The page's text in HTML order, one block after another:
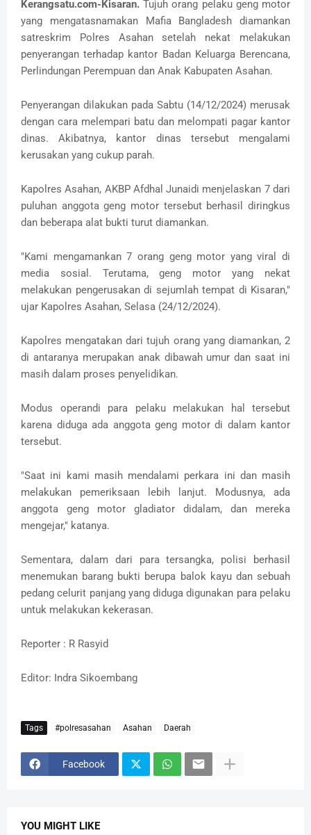
Kerangsatu.com-Kisaran.Tujuh orang pelaku geng motor
yang mengatasnamakan Mafia Bangladesh diamankan
satreskrim Polres Asahan setelah nekat melakukan
penyerangan terhadap kantor Badan Keluarga Berencana,
Perlindungan Perempuan dan Anak Kabupaten Asahan.
Penyerangan dilakukan pada Sabtu (14/12/2024) merusak
dengan cara melempari batu dan melompati pagar kantor
dinas. Akibatnya, kantor dinas tersebut mengalami
kerusakan yang cukup parah.
Kapolres Asahan, AKBP Afdhal Junaidi menjelaskan 7 dari
puluhan anggota geng motor tersebut berhasil diringkus
dan beberapa alat bukti turut diamankan.
"Kami mengamankan 7 orang geng motor yang viral di
media sosial. Terutama, geng motor yang nekat
melakukan pengerusakan di sejumlah tempat di Kisaran,"
ujar Kapolres Asahan, Selasa (24/12/2024).
Kapolres mengatakan dari tujuh orang yang diamankan, 2
di antaranya merupakan anak dibawah umur dan saat ini
masih dalam proses penyelidikan.
Modus operandi para pelaku melakukan hal tersebut
karena diduga ada anggota geng motor di dalam kantor
tersebut.
"Saat ini kami masih mendalami perkara ini dan masih
melakukan pemeriksaan lebih lanjut. Modusnya, ada
anggota geng motor gladiator didalam, dan mereka
mengejar," katanya.
Sementara, dalam dari para tersangka, polisi berhasil
menemukan barang bukti berupa balok kayu dan sebuah
pedang celurit panjang yang diduga digunakan para pelaku
untuk melakukan kekerasan.
Reporter : R Rasyid
Editor: Indra Sikoembang
Tags #polresasahan Asahan Daerah
Facebook
YOU MIGHT LIKE